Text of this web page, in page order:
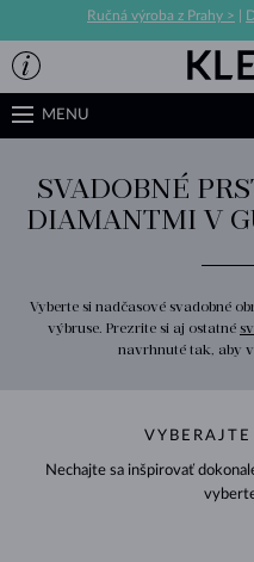
Ručná výroba z Prahy >
MENU
SVADOBNÉ
DIAMANTMI V
Vyberte si nadčasové svadobné
výbruse. Prezrite si aj ostatné
navrhnuté tak, aby
VYBERAJTE
Nechajte sa inšpirovať